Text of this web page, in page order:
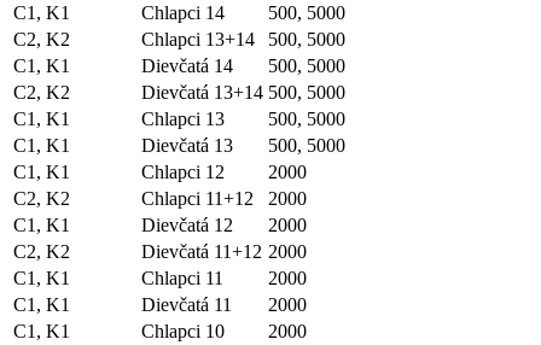
C1, K1
Chlapci 14
500, 5000
C2, K2
Chlapci 13+14
500, 5000
C1, K1
Dievčatá 14
500, 5000
C2, K2
Dievčatá 13+14 500, 5000
C1, K1
Chlapci 13
500, 5000
C1, K1
Dievčatá 13
500, 5000
C1, K1
Chlapci 12
2000
C2, K2
Chlapci 11+12
2000
C1, K1
Dievčatá 12
2000
C2, K2
Dievčatá 11+12 2000
C1, K1
Chlapci 11
2000
C1, K1
Dievčatá 11
2000
C1, K1
Chlapci 10
2000